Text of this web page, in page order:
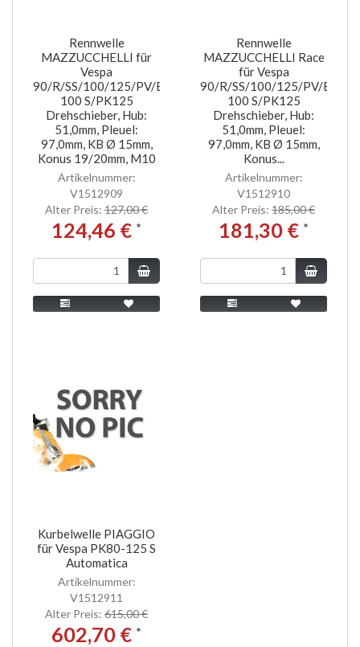
Rennwelle
MAZZUCCHELLI für
Vespa
90/R/SS/100/125/PV/ET3/PK80-
100 S/PK125
Drehschieber, Hub:
51,0mm, Pleuel:
97,0mm, KB Ø 15mm,
Konus 19/20mm, M10
Artikelnummer:
V1512909
Alter Preis: 127,00 €
124,46 € *
Rennwelle
MAZZUCCHELLI Race
für Vespa
90/R/SS/100/125/PV/ET3/
100 S/PK125
Drehschieber, Hub:
51,0mm, Pleuel:
97,0mm, KB Ø 15mm,
Konus...
Artikelnummer:
V1512910
Alter Preis: 185,00 €
181,30 € *
Kurbelwelle PIAGGIO
für Vespa PK80-125 S
Automatica
Artikelnummer:
V1512911
Alter Preis: 615,00 €
602,70 € *